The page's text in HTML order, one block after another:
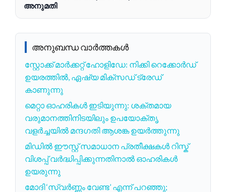
അനുമതി
അനുബന്ധ വാർത്തകൾ
സ്റ്റോക്ക് മാർക്കറ്റ് ഹോളിഡേ: നിക്കി റെക്കോർഡ്
ഉയരത്തിൽ, ഏഷ്യ മിക്സഡ് ട്രേഡ്
കാണുന്നു
മെറ്റാ ഓഹരികൾ ഇടിയുന്നു: ശക്തമായ
വരുമാനത്തിനിടയിലും ഉപയോക്തൃ
വളർച്ചയിൽ മന്ദഗതി ആശങ്ക ഉയർത്തുന്നു
മിഡിൽ ഈസ്റ്റ് സമാധാന പ്രതീക്ഷകൾ റിസ്ക്
വിശപ്പ് വർദ്ധിപ്പിക്കുന്നതിനാൽ ഓഹരികൾ
ഉയരുന്നു
മോദി ‘സ്വർണ്ണം വേണ്ട’ എന്ന് പറഞ്ഞു;